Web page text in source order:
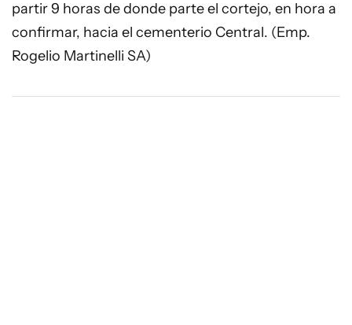
partir 9 horas de donde parte el cortejo, en hora a
confirmar, hacia el cementerio Central. (Emp.
Rogelio Martinelli SA)